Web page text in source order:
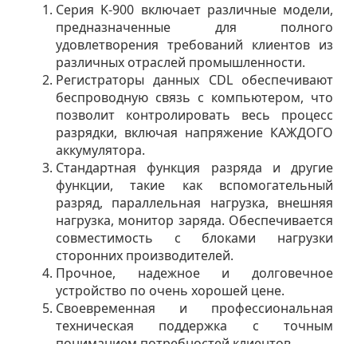
Серия K-900 включает различные модели,
предназначенные для полного
удовлетворения требований клиентов из
различных отраслей промышленности.
Регистраторы данных CDL обеспечивают
беспроводную связь с компьютером, что
позволит контролировать весь процесс
разрядки, включая напряжение КАЖДОГО
аккумулятора.
Стандартная функция разряда и другие
функции, такие как вспомогательный
разряд, параллельная нагрузка, внешняя
нагрузка, монитор заряда. Обеспечивается
совместимость с блоками нагрузки
сторонних производителей.
Прочное, надежное и долговечное
устройство по очень хорошей цене.
Своевременная и профессиональная
техническая поддержка с точным